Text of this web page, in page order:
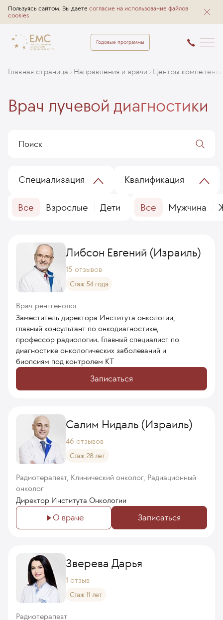
Пользуясь сайтом, Вы даете согласие на использование файлов
cookies
Годовые программы
Главная страница Направления и врачи Центры
Врач лучевой диагностики
Специализация Квалификация
Все Взрослые Дети Все Мужчина
Либсон Евгений (Израиль)
15 отзывов
Стаж 54 года
Врач-рентгенолог
Заместитель директора Института онкологии,
главный консультант по онкодиагностике,
профессор радиологии. Главный специалист по
диагностике онкологических заболеваний и
биопсиям под контролем КТ
Записаться
Салим Нидаль (Израиль)
46 отзывов
Стаж 28 лет
Радиотерапевт, Клинический онколог, Радиационный
онколог
Директор Института Онкологии
Записаться
О враче
Зверева Дарья
1 отзыв
Стаж 11 лет
Радиотерапевт